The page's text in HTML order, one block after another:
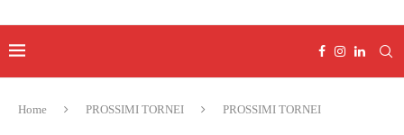
Home PROSSIMI TORNEI PROSSIMI TORNEI